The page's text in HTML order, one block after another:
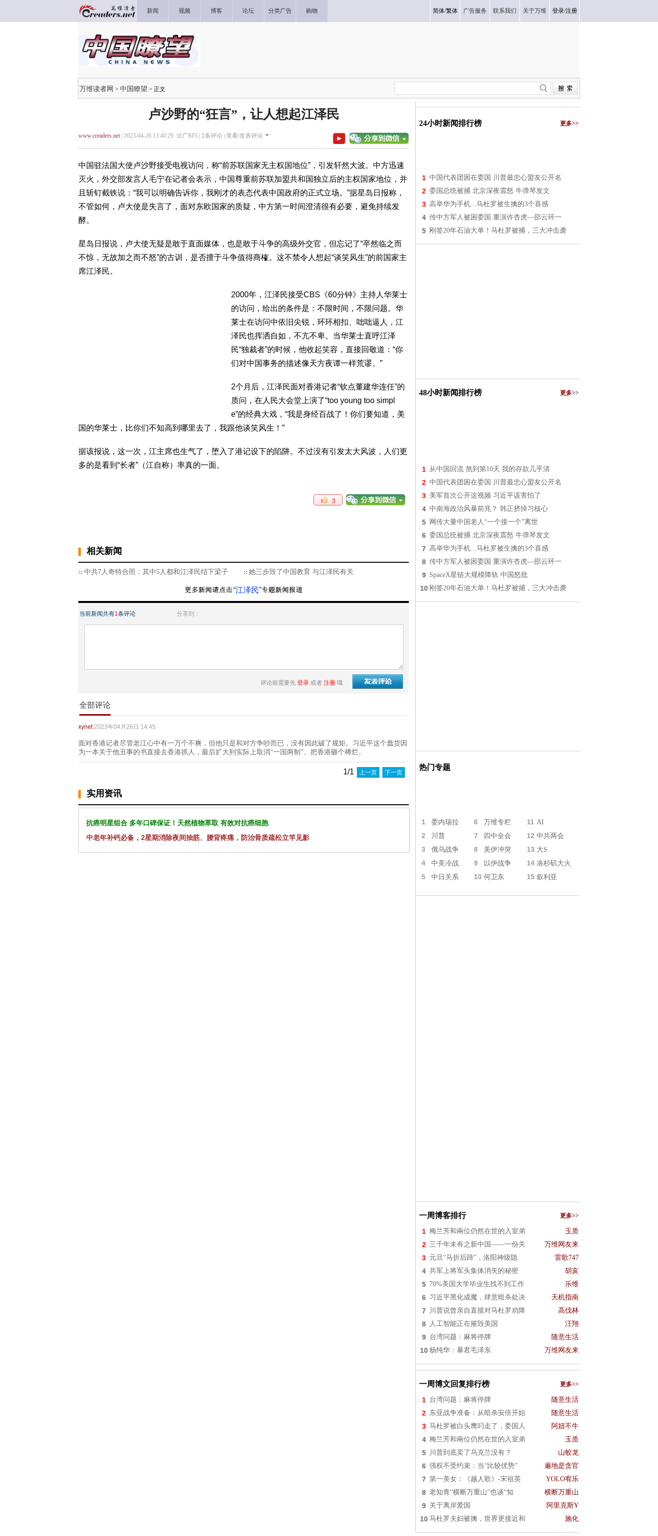
新闻 视频 博客 论坛 分类广告 购物 简体/繁体 广告服务 联系我们 关于万维 登录/注册
万维读者网 > 中国瞭望 > 正文
卢沙野的“狂言”，让人想起江泽民
www.creaders.net| 2023-04-26 13:40:29 法广RFI | 1条评论 | 查看/发表评论
中国驻法国大使卢沙野接受电视访问，称“前苏联国家无主权国地位”，引发轩然大波。中方迅速
灭火，外交部发言人毛宁在记者会表示，中国尊重前苏联加盟共和国独立后的主权国家地位，并
且斩钉截铁说：“我可以明确告诉你，我刚才的表态代表中国政府的正式立场。”据星岛日报称，
不管如何，卢大使是失言了，面对东欧国家的质疑，中方第一时间澄清很有必要，避免持续发
酵。
星岛日报说，卢大使无疑是敢于直面媒体，也是敢于斗争的高级外交官，但忘记了“卒然临之而
不惊，无故加之而不怒”的古训，是否擅于斗争值得商榷。这不禁令人想起“谈笑风生”的前国家主
席江泽民。
2000年，江泽民接受CBS《60分钟》主持人华莱士
的访问，给出的条件是：不限时间，不限问题。华
莱士在访问中依旧尖锐，环环相扣、咄咄逼人，江
泽民也挥洒自如，不亢不卑。当华莱士直呼江泽
民“独裁者”的时候，他收起笑容，直接回敬道：“你
们对中国事务的描述像天方夜谭一样荒谬。”
2个月后，江泽民面对香港记者“钦点董建华连任”的
质问，在人民大会堂上演了“too young too simpl
e”的经典大戏，“我是身经百战了！你们要知道，美
国的华莱士，比你们不知高到哪里去了，我跟他谈笑风生！”
据该报说，这一次，江主席也生气了，堕入了港记设下的陷阱。不过没有引发太大风波，人们更
多的是看到“长者”（江自称）率真的一面。
3
相关新闻
中共7人奇特合照：其中5人都和江泽民结下梁子 她三步毁了中国教育 与江泽民有关
“江泽民”
当前新闻共有1条评论 分享到：
评论前需要先 登录 或者 注册 哦
全部评论
xynet 2023年04月26日 14:45
面对香港记者尽管老江心中有一万个不爽，但他只是和对方争吵而已，没有因此破了规矩。习近平这个蠢货因
为一本关于他丑事的书直接去香港抓人，最后扩大到实际上取消“一国两制”。把香港砸个稀烂。
1/1 上一页 下一页
实用资讯
抗癌明星组合 多年口碑保证！天然植物萃取 有效对抗癌细胞
中老年补钙必备，2星期消除夜间抽筋、腰背疼痛，防治骨质疏松立竿见影
24小时新闻排行榜 更多>>
1 中国代表团困在委国 川普最忠心盟友公开名
2 委国总统被捕 北京深夜震怒 牛弹琴发文
3 高举华为手机...马杜罗被生擒的3个喜感
4 传中方军人被困委国 重演许杏虎—邵云环一
5 刚签20年石油大单！马杜罗被捕，三大冲击袭
48小时新闻排行榜 更多>>
1 从中国回流 熬到第10天 我的存款几乎清
2 中国代表团困在委国 川普最忠心盟友公开名
3 美军首次公开这视频 习近平该害怕了
4 中南海政治风暴前兆？ 韩正挤掉习核心
5 网传大量中国老人“一个接一个”离世
6 委国总统被捕 北京深夜震怒 牛弹琴发文
7 高举华为手机...马杜罗被生擒的3个喜感
8 传中方军人被困委国 重演许杏虎—邵云环一
9 SpaceX星链大规模降轨 中国怒批
10 刚签20年石油大单！马杜罗被捕，三大冲击袭
热门专题
1 委内瑞拉 6 万维专栏 11 AI
2 川普 7 四中全会 12 中共两会
3 俄乌战争 8 美伊冲突 13 大S
4 中美冷战 9 以伊战争 14 洛杉矶大火
5 中日关系 10 何卫东 15 叙利亚
一周博客排行 更多>>
1 梅兰芳和兩位仍然在世的入室弟 玉质
2 三千年未有之新中国——一份关 万维网友来
3 元旦“马折后蹄”，洛阳神级隐 雷歌747
4 共军上将军头集体消失的秘密 胡亥
5 70%美国大学毕业生找不到工作 乐维
6 习近平黑化成魔，肆意暗杀处决 天机指南
7 川普说曾亲自直接对马杜罗劝降 高伐林
8 人工智能正在摧毁美国 汪翔
9 台湾问题：麻将停牌 随意生活
10 杨纯华：暴君毛泽东 万维网友来
一周博文回复排行榜 更多>>
1 台湾问题：麻将停牌 随意生活
2 东亚战争准备：从暗杀安倍开始 随意生活
3 马杜罗被白头鹰叼走了，委国人 阿妞不牛
4 梅兰芳和兩位仍然在世的入室弟 玉质
5 川普到底卖了乌克兰没有？ 山蛟龙
6 强权不受约束：当“比较优势” 遍地是贪官
7 第一美女：《越人歌》-宋祖英 YOLO宥乐
8 老知青“横断万重山”也谈“知 横断万重山
9 关于离岸爱国 阿里克斯Y
10 马杜罗夫妇被擒，世界更接近和 施化